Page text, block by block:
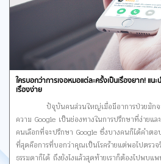
ใครบอกว่าการเจอหมอแต่ละครั้งเป็นเรื่องยาก! แน
เรื่องง่าย
ปัจุบันคนส่วนใหญ่เมื่อมีอาการป่วยมักจะพึ่
ความ Google เป็นช่องทางในการปรึกษาที่ง่ายแล
คนเลือกที่จะปรึกษา Google ซึ่งบางคนก็ได้คำต
ที่สุดคือการที่บอกว่าคุณเป็นโรคร้ายแต่พอไปตรว
ธรรมดาก็ได้ ถึงยังไงแล้วสุดท้ายเราก็ต้องไปพบ